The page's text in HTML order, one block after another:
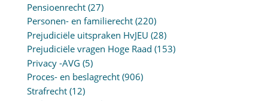
Pensioenrecht(27)
Personen- en familierecht(220)
Prejudiciële uitspraken HvJEU (28)
Prejudiciële vragen Hoge Raad (153)
Privacy -AVG (5)
Proces- en beslagrecht(906)
Strafrecht(12)